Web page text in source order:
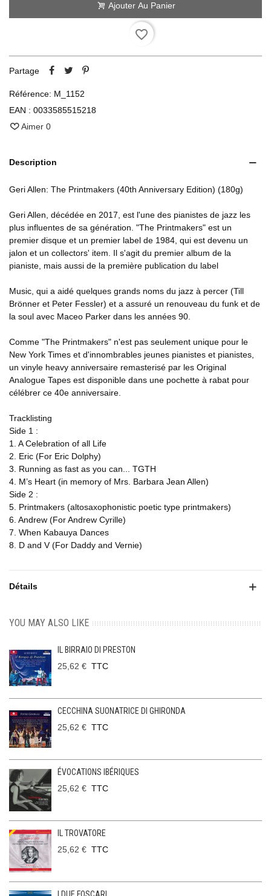
Ajouter Au Panier
favorite_border
Partage
Référence: M_1152
EAN : 0033585515218
Aimer 0
Description
Geri Allen: The Printmakers (40th Anniversary Edition) (180g)
Geri Allen, décédée en 2017, est l'une des pianistes de jazz les
plus influentes de sa génération. "The Printmakers" est un
premier disque et un premier label de 1984, qui est devenu un
jalon et un collectors' item. Il s'agit du premier album de la
pianiste, mais aussi de la première publication du label
Music, qui a aidé quelques grands noms du jazz à percer (Till
Brönner et Peter Fessler) et a assuré un renouveau du funk et de
la soul avec Maceo Parker dans les années 90.
Comme "The Printmakers" n'est pas seulement unique pour le
New York Times et d'innombrables jeunes pianistes et pianistes,
un vinyle heavy anniversaire remasterisé par les Original
Analogue Tapes est disponible dans une pochette à rabat pour
célébrer ce 40e anniversaire.
Tracklisting
Side 1 :
1. A Celebration of all Life
2. Eric (For Eric Dolphy)
3. Running as fast as you can... TGTH
4. M’s Heart (in memory of Mrs. Barbara Jean Allen)
Side 2 :
5. Printmakers (altosaxophonistic poetic type printmakers)
6. Andrew (For Andrew Cyrille)
7. When Kabauya Dances
8. D and V (For Daddy and Vernie)
Détails
YOU MAY ALSO LIKE
IL BIRRAIO DI PRESTON
25,62 € TTC
CECCHINA SUONATRICE DI GHIRONDA
25,62 € TTC
ÉVOCATIONS IBÉRIQUES
25,62 € TTC
IL TROVATORE
25,62 € TTC